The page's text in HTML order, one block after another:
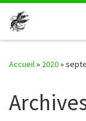
Passer au contenu
Accueil» 2020»